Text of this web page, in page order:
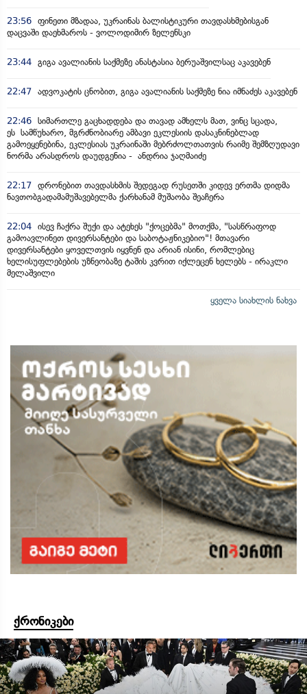
23:56 ფინეთი მზადაა, უკრაინას ბალისტიკური თავდასხმებისგან
დაცვაში დაეხმაროს - ვოლოდიმირ ზელენსკი
23:44 გიგა ავალიანის საქმეზე ანასტასია ბერუაშვილსაც აკავებენ
22:47 ადვოკატის ცნობით, გიგა ავალიანის საქმეზე ნია იმნაძეს აკავებენ
22:46 სიმართლე გაცხადდება და თავად ამხელს მათ, ვინც სცადა,
ეს სამწუხარო, მგრძნობიარე ამბავი ეკლესიის დასაკნინებლად
გამოეყენებინა, ეკლესიას უკრაინაში მებრძოლთათვის რაიმე შემზღუდავი
ნორმა არასდროს დაუდგენია - ანდრია ჯაღმაიძე
22:17 დრონებით თავდასხმის შედეგად რუსეთში კიდევ ერთმა დიდმა
ნავთობგადამამუშავებელმა ქარხანამ მუშაობა შეაჩერა
22:04 ისევ ჩაქრა შუქი და ატეხეს "ქოცებმა" მოთქმა, "სასწრაფოდ
გამოავლინეთ დივერსანტები და საბოტაჟნიკებიო"! მთავარი
დივერსანტები ყოველთვის იყვნენ და არიან ისინი, რომლებიც
ხელისუფლებების უზნეობაზე ტაშის კვრით იქლეცენ ხელებს - ირაკლი
მელაშვილი
ყველა სიახლის ნახვა
ქრონიკები